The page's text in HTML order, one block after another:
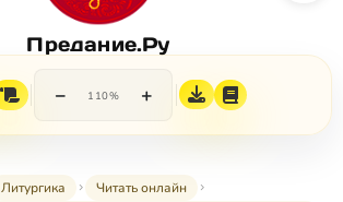
Предание.Ру
− 110% +
Литургика
Читать онлайн